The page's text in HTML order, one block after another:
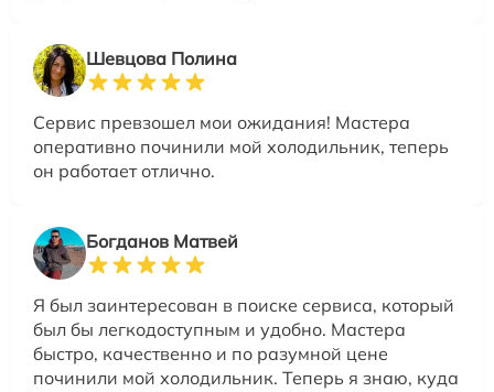
Шевцова Полина
Сервис превзошел мои ожидания! Мастера
оперативно починили мой холодильник, теперь
он работает отлично.
Богданов Матвей
Я был заинтересован в поиске сервиса, который
был бы легкодоступным и удобно. Мастера
быстро, качественно и по разумной цене
починили мой холодильник. Теперь я знаю, куда